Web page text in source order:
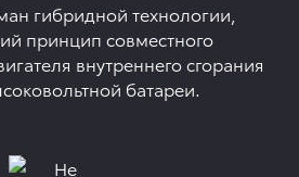
гибридной технологии,
принцип совместного
внутреннего сгорания
батареи.